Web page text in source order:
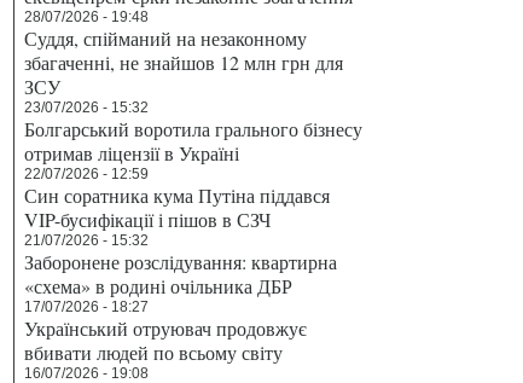
28/07/2026 - 19:48
Суддя, спійманий на незаконному
збагаченні, не знайшов 12 млн грн для
ЗСУ
23/07/2026 - 15:32
Болгарський воротила грального бізнесу
отримав ліцензії в Україні
22/07/2026 - 12:59
Син соратника кума Путіна піддався
VIP-бусифікації і пішов в СЗЧ
21/07/2026 - 15:32
Заборонене розслідування: квартирна
«схема» в родині очільника ДБР
17/07/2026 - 18:27
Український отруювач продовжує
вбивати людей по всьому світу
16/07/2026 - 19:08